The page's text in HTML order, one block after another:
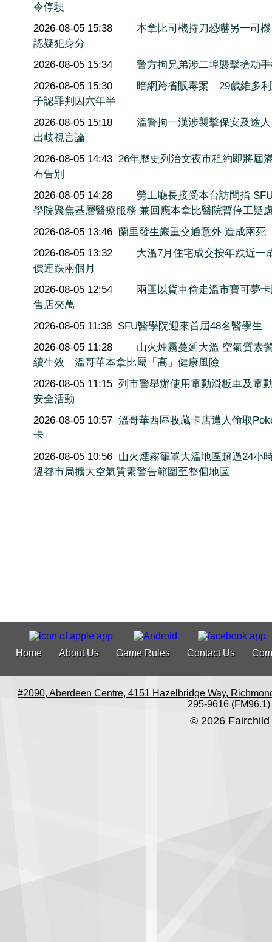
令停駛
2026-08-05 15:38
本拿比司機持刀恐嚇另一司
認疑犯身分
2026-08-05 15:34
警方拘兄弟涉二埠襲擊搶劫
2026-08-05 15:30
暗網跨省販毒案 29歲維多
子認罪判囚六年半
2026-08-05 15:18
溫警拘一漢涉襲擊保安及途
出歧視言論
2026-08-05 14:43 26年歷史列治文夜市租約即將屆
布告別
2026-08-05 14:28
勞工廳長接受本台訪問指
學院聚焦基層醫療服務 兼回應本拿比醫院暫停工疑
2026-08-05 13:46 蘭里發生嚴重交通意外 造成兩死
2026-08-05 13:32
大溫7月住宅成交按年跌近
價連跌兩個月
2026-08-05 12:54
兩匪以貨車偷走溫市寶可夢
售店夾萬
2026-08-05 11:38 SFU醫學院迎來首屆48名醫學生
2026-08-05 11:28
山火煙霧蔓延大溫 空氣質素
續生效 溫哥華本拿比屬「高」健康風險
2026-08-05 11:15 列市警舉辦使用電動滑板車及電
安全活動
2026-08-05 10:57 溫哥華西區收藏卡店遭人偷取
卡
2026-08-05 10:56 山火煙霧籠罩大溫地區超過24小
溫都市局擴大空氣質素警告範圍至整個地區
Home About Us Game Rules Contact Us
#2090, Aberdeen Centre, 4151 Hazelbridge Way,
295-9616 (FM96.1)
© 2026 Fairchild